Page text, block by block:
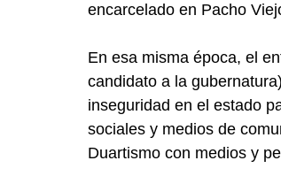
encarcelado en Pacho
En esa misma época, el
candidato a la
inseguridad en el estado
sociales y medios de
Duartismo con medios y